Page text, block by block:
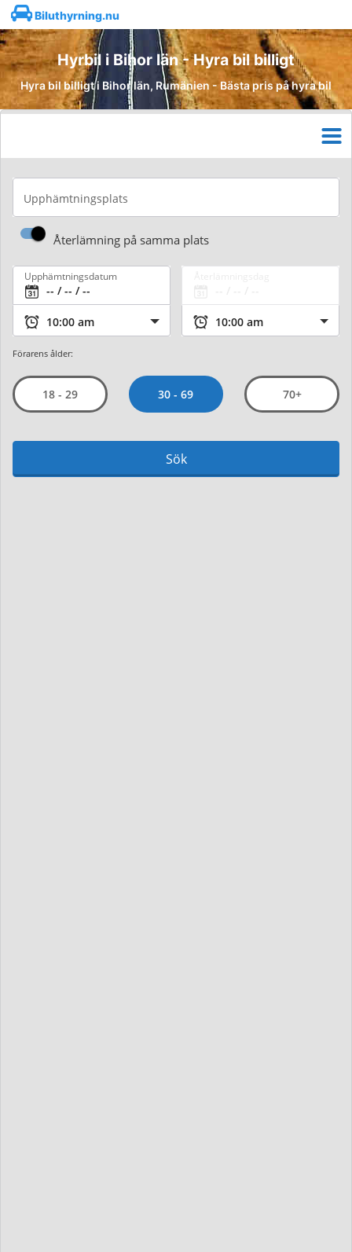
Biluthyrning.nu
Hyrbil i Bihor län - Hyra bil billigt
Hyra bil billigt i Bihor län, Rumänien - Bästa pris på hyra bil
Upphämtningsplats
Återlämning på samma plats
Upphämtningsdatum
Förarens ålder:
18 - 29 30 - 69 70+
Sök